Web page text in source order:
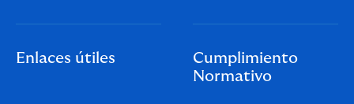
Enlaces útiles
Cumplimiento
Normativo